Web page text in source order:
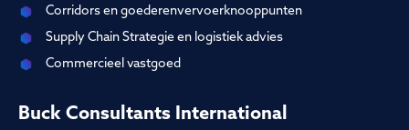
Corridors en goederenvervoerknooppunten
Supply Chain Strategie en logistiek advies
Commercieel vastgoed
Buck Consultants International